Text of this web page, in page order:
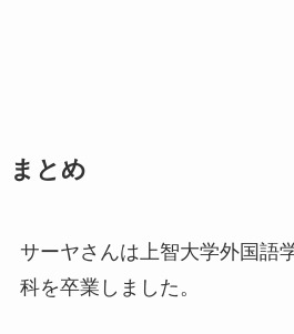
まとめ
サーヤさんは上智大学外国語
科を卒業しました。